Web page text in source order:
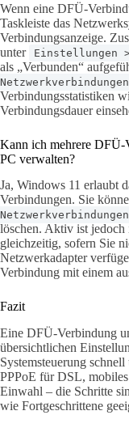
Wenn eine DFÜ-
Taskleiste das
Verbindungsanzeige.
unter
Einstellungen
als „Verbunden“
Netzwerkverbindungen
Verbindungsstatistiken
Verbindungsdauer
Kann ich mehrere DFÜ-
PC verwalten?
Ja, Windows 11 erlaubt
Verbindungen. Sie
Netzwerkverbindungen
löschen. Aktiv ist
gleichzeitig, sofern Sie
Netzwerkadapter
Verbindung mit einem
Fazit
Eine DFÜ-Verbindung
übersichtlichen
Systemsteuerung
PPPoE für DSL,
Einwahl – die Schritte
wie Fortgeschrittene